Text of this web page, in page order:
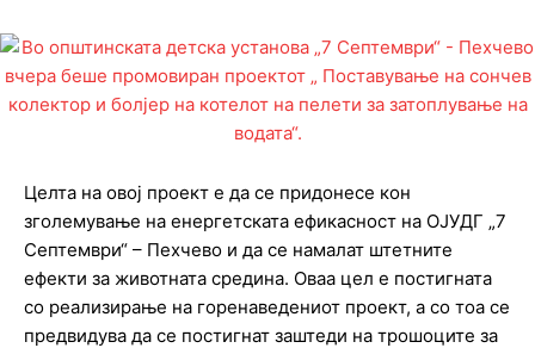
Целта на овој проект е да се придонесе кон
зголемување на енергетската ефикасност на ОЈУДГ „7
Септември“ – Пехчево и да се намалат штетните
ефекти за животната средина. Оваа цел е постигната
со реализирање на горенаведениот проект, а со тоа се
предвидува да се постигнат заштеди на трошоците за